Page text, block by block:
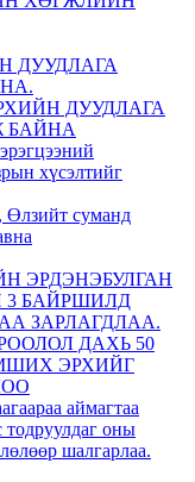
ДУУДЛАГА
ДУУДЛАГА
БАЙНА
хүсэлтийг
Өлзийт суманд
ЭРДЭНЭБУЛГАН
3 БАЙРШИЛД
ЗАРЛАГДЛАА.
ДАХЬ 50
ЭРХИЙГ
аймагтаа
оны
шалгарлаа.